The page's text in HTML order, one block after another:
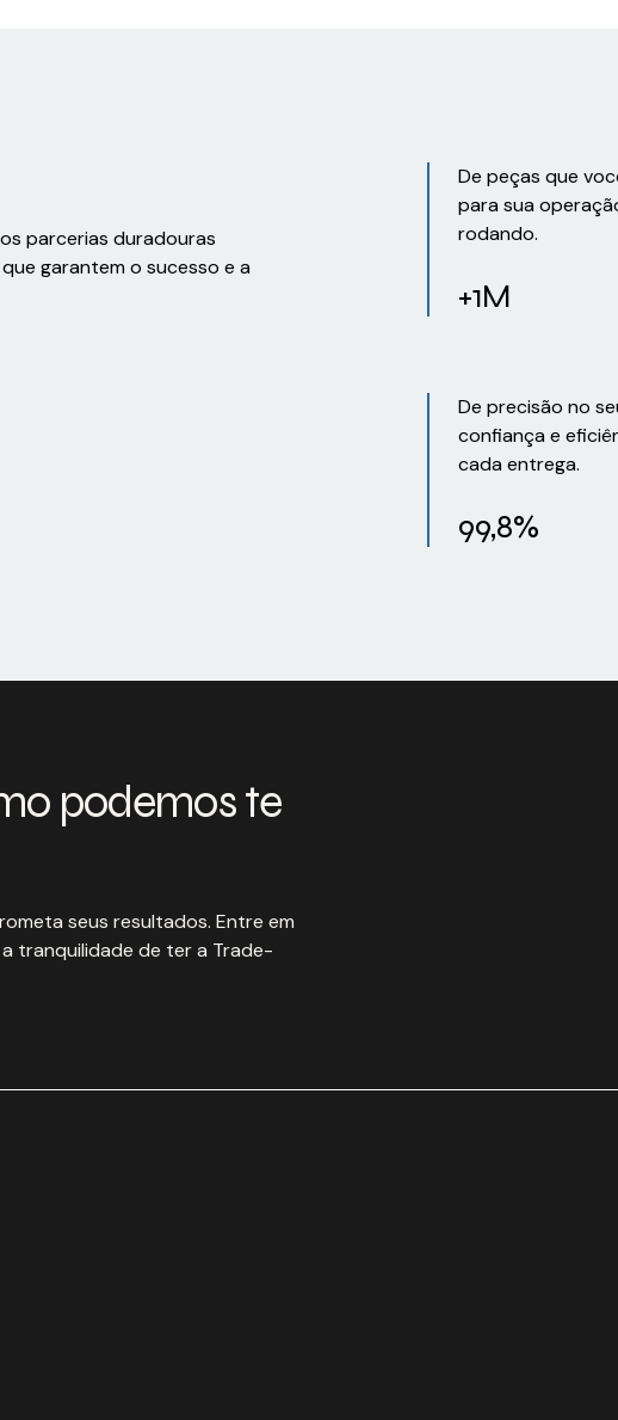
parcerias duradouras
garantem o sucesso e a
De peças que
para sua
rodando.
+1M
De precisão no
confiança e
cada entrega.
99,8%
podemos te
seus resultados. Entre em
tranquilidade de ter a Trade-